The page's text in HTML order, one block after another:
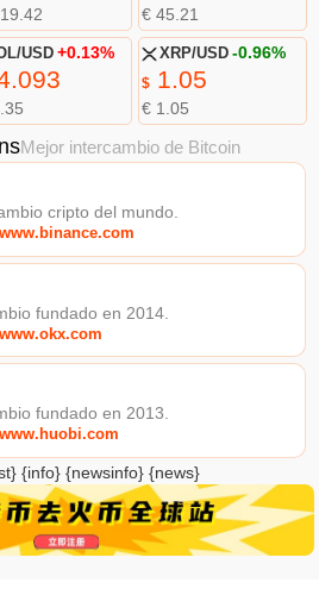
€ 45.21
USD +0.13% XRP/USD -0.96%
$1.05
€ 1.05
Mejor intercambio de Bitcoin
cripto del mundo.
fundado en 2014.
fundado en 2013.
{info} {newsinfo} {news}